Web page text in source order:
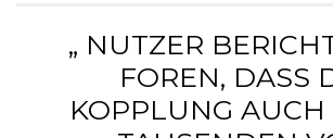
„ NUTZER
FOREN, DASS
KOPPLUNG AUCH